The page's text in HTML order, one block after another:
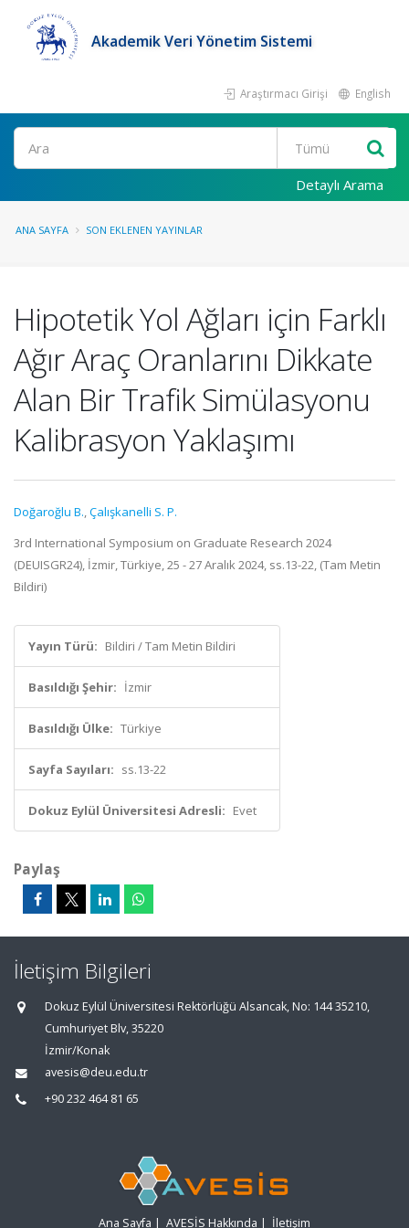
Akademik Veri Yönetim Sistemi
Araştırmacı Girişi English
Ara
Detaylı Arama
ANA SAYFA SON EKLENEN YAYINLAR
Hipotetik Yol Ağları için Farklı
Ağır Araç Oranlarını Dikkate
Alan Bir Trafik Simülasyonu
Kalibrasyon Yaklaşımı
Doğaroğlu B.,Çalışkanelli S. P.
3rd International Symposium on Graduate Research 2024
(DEUISGR24), İzmir, Türkiye, 25 - 27 Aralık 2024, ss.13-22, (Tam Metin
Bildiri)
Yayın Türü: Bildiri / Tam Metin Bildiri
Basıldığı Şehir: İzmir
Basıldığı Ülke: Türkiye
Sayfa Sayıları: ss.13-22
Dokuz Eylül Üniversitesi Adresli: Evet
Paylaş
İletişim Bilgileri
Dokuz Eylül Üniversitesi Rektörlüğü Alsancak, No: 144 35210,
Cumhuriyet Blv, 35220
İzmir/Konak
avesis@deu.edu.tr
+90 232 464 81 65
Ana Sayfa | AVESİS Hakkında | İletişim